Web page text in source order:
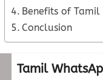
Benefits of
Conclusion
Tamil